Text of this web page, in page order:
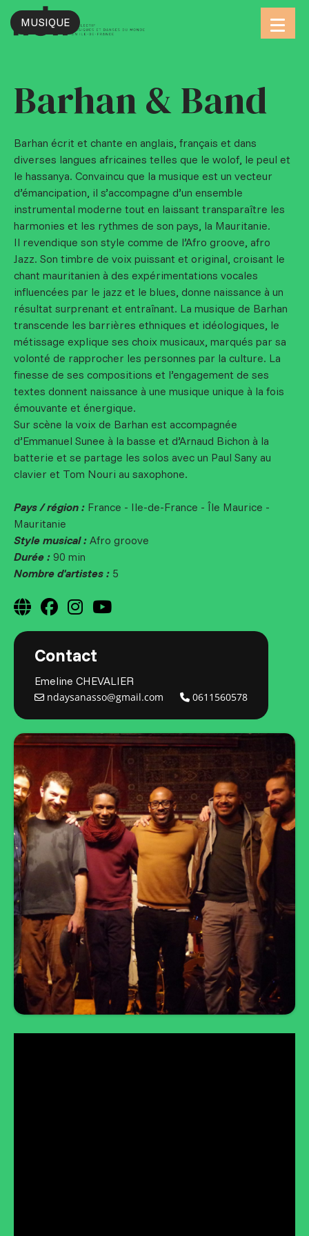
MUSIQUE
Barhan & Band
Barhan écrit et chante en anglais, français et dans
diverses langues africaines telles que le wolof, le peul et
le hassanya. Convaincu que la musique est un vecteur
d’émancipation, il s’accompagne d’un ensemble
instrumental moderne tout en laissant transparaître les
harmonies et les rythmes de son pays, la Mauritanie.
Il revendique son style comme de l’Afro groove, afro
Jazz. Son timbre de voix puissant et original, croisant le
chant mauritanien à des expérimentations vocales
influencées par le jazz et le blues, donne naissance à un
résultat surprenant et entraînant. La musique de Barhan
transcende les barrières ethniques et idéologiques, le
métissage explique ses choix musicaux, marqués par sa
volonté de rapprocher les personnes par la culture. La
finesse de ses compositions et l’engagement de ses
textes donnent naissance à une musique unique à la fois
émouvante et énergique.
Sur scène la voix de Barhan est accompagnée
d’Emmanuel Sunee à la basse et d’Arnaud Bichon à la
batterie et se partage les solos avec un Paul Sany au
clavier et Tom Nouri au saxophone.
Pays / région : France - Ile-de-France - Île Maurice -
Mauritanie
Style musical : Afro groove
Durée : 90 min
Nombre d'artistes : 5
Contact
Emeline CHEVALIER
ndaysanasso@gmail.com 0611560578